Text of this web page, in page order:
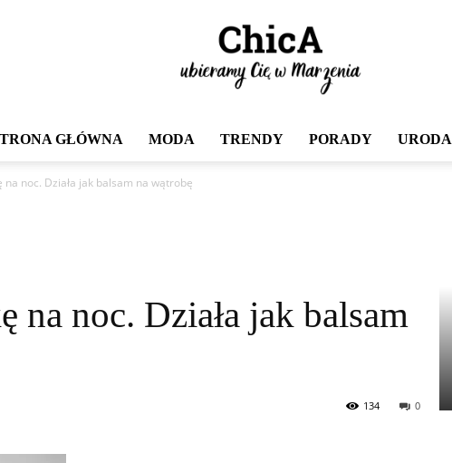
GŁÓWNA MODA TRENDY PORADY URODA
na noc. Działa jak balsam na wątrobę
na noc. Działa jak balsam
0
134